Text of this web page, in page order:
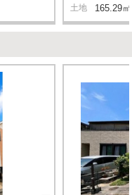
土地 165.29㎡